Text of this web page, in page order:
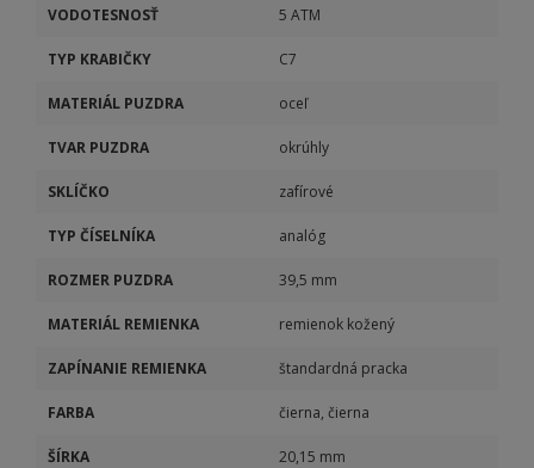
VODOTESNOSŤ 5 ATM
TYP KRABIČKY C7
MATERIÁL PUZDRA oceľ
TVAR PUZDRA okrúhly
SKLÍČKO zafírové
TYP ČÍSELNÍKA analóg
ROZMER PUZDRA 39,5 mm
MATERIÁL REMIENKA remienok kožený
ZAPÍNANIE REMIENKA štandardná pracka
FARBA čierna, čierna
ŠÍRKA 20,15 mm